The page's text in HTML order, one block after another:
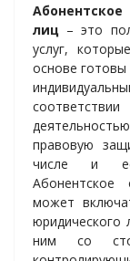
лиц – это
услуг,
основе
правовую
числе и ее
Абонентское
может
юридического
ним со